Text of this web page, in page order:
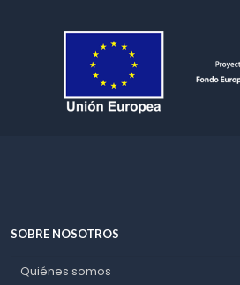
SOBRE NOSOTROS
Quiénes somos